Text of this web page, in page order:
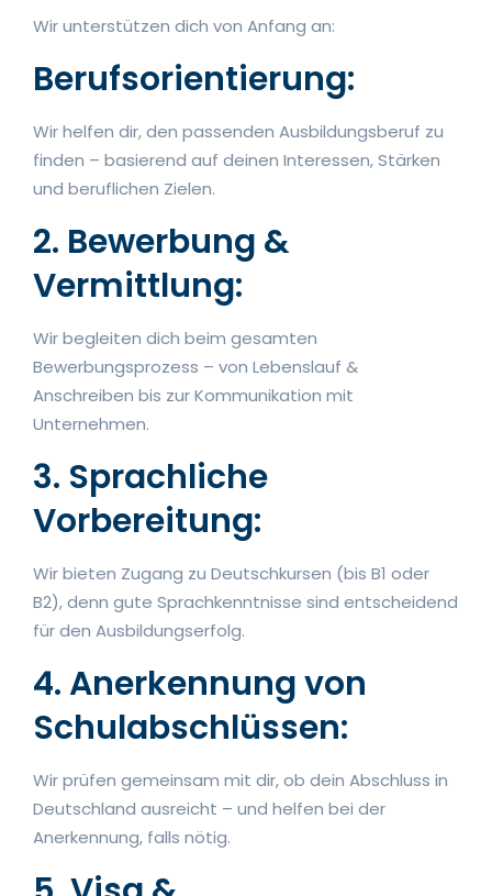
Wir unterstützen dich von Anfang an:
Berufsorientierung:
Wir helfen dir, den passenden Ausbildungsberuf zu
finden – basierend auf deinen Interessen, Stärken
und beruflichen Zielen.
2. Bewerbung &
Vermittlung:
Wir begleiten dich beim gesamten
Bewerbungsprozess – von Lebenslauf &
Anschreiben bis zur Kommunikation mit
Unternehmen.
3. Sprachliche
Vorbereitung:
Wir bieten Zugang zu Deutschkursen (bis B1 oder
B2), denn gute Sprachkenntnisse sind entscheidend
für den Ausbildungserfolg.
4. Anerkennung von
Schulabschlüssen:
Wir prüfen gemeinsam mit dir, ob dein Abschluss in
Deutschland ausreicht – und helfen bei der
Anerkennung, falls nötig.